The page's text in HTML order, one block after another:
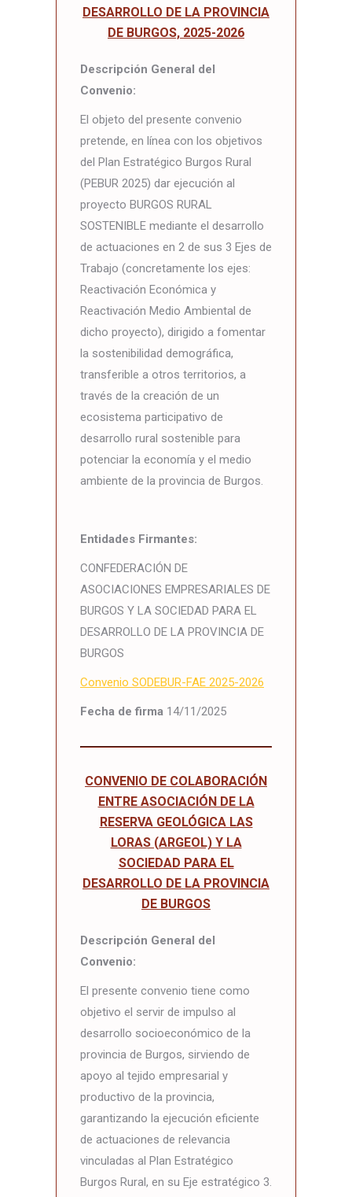
DESARROLLO DE LA PROVINCIA
DE BURGOS, 2025-2026
Descripción General del
Convenio:
El objeto del presente convenio
pretende, en línea con los objetivos
del Plan Estratégico Burgos Rural
(PEBUR 2025) dar ejecución al
proyecto BURGOS RURAL
SOSTENIBLE mediante el desarrollo
de actuaciones en 2 de sus 3 Ejes de
Trabajo (concretamente los ejes:
Reactivación Económica y
Reactivación Medio Ambiental de
dicho proyecto), dirigido a fomentar
la sostenibilidad demográfica,
transferible a otros territorios, a
través de la creación de un
ecosistema participativo de
desarrollo rural sostenible para
potenciar la economía y el medio
ambiente de la provincia de Burgos.
Entidades Firmantes:
CONFEDERACIÓN DE
ASOCIACIONES EMPRESARIALES DE
BURGOS Y LA SOCIEDAD PARA EL
DESARROLLO DE LA PROVINCIA DE
BURGOS
Convenio SODEBUR-FAE 2025-2026
Fecha de firma 14/11/2025
CONVENIO DE COLABORACIÓN
ENTRE ASOCIACIÓN DE LA
RESERVA GEOLÓGICA LAS
LORAS (ARGEOL) Y LA
SOCIEDAD PARA EL
DESARROLLO DE LA PROVINCIA
DE BURGOS
Descripción General del
Convenio:
El presente convenio tiene como
objetivo el servir de impulso al
desarrollo socioeconómico de la
provincia de Burgos, sirviendo de
apoyo al tejido empresarial y
productivo de la provincia,
garantizando la ejecución eficiente
de actuaciones de relevancia
vinculadas al Plan Estratégico
Burgos Rural, en su Eje estratégico 3.